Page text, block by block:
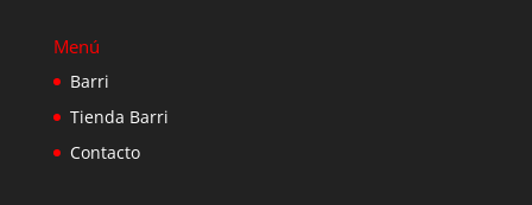
Menú
Barri
Tienda Barri
Contacto